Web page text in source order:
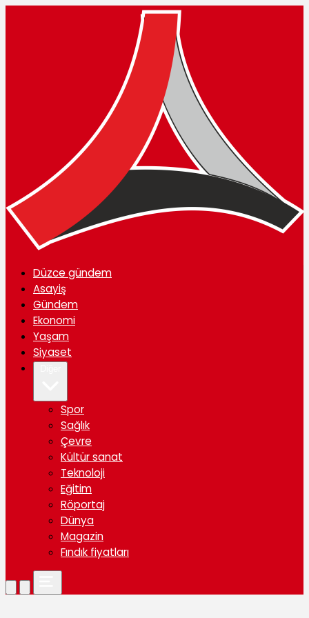
Düzce gündem
Asayiş
Gündem
Ekonomi
Yaşam
Siyaset
Spor
Sağlık
Çevre
Kültür sanat
Teknoloji
Eğitim
Röportaj
Dünya
Magazin
Fındık fiyatları